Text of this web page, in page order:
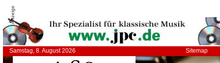
Anzeige
Samstag, 8. August 2026 Sitemap